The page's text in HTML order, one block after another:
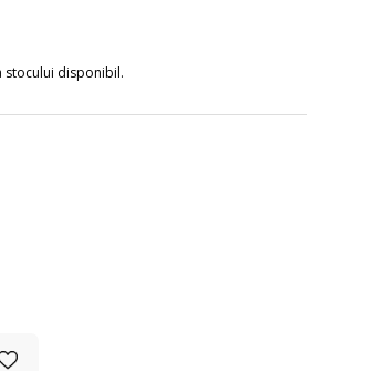
stocului disponibil.